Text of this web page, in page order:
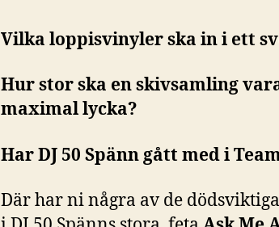
Vilka loppisvinyler ska in i ett
Hur stor ska en skivsamling
maximal lycka?
Har DJ 50 Spänn gått med i
Där har ni några av de